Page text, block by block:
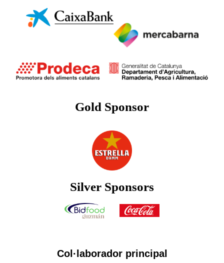
Gold Sponsor
Silver Sponsors
Col·laborador principal